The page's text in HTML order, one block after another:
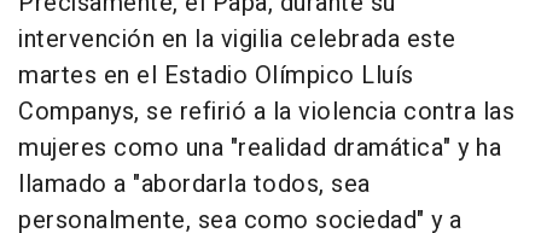
intervención en la vigilia celebrada este
martes en el Estadio Olímpico Lluís
Companys, se refirió a la violencia contra las
mujeres como una "realidad dramática" y ha
llamado a "abordarla todos, sea
personalmente, sea como sociedad" y a